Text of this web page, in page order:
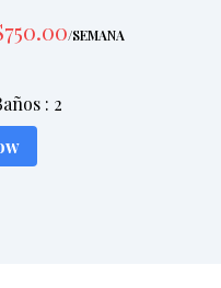
750.00/SEMANA
: 2